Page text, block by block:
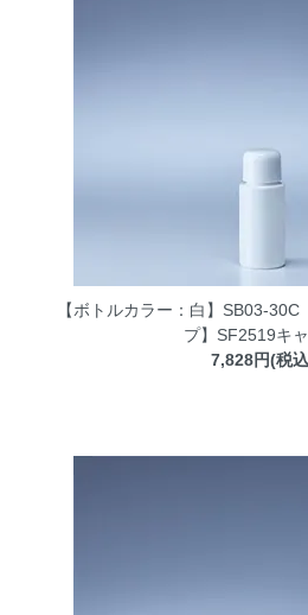
【ボトルカラー：白】SB03-
プ】SF2519キ
7,828円(税